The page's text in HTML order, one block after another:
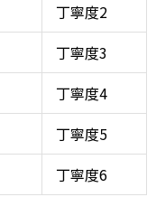
丁寧度2
丁寧度3
丁寧度4
丁寧度5
丁寧度6